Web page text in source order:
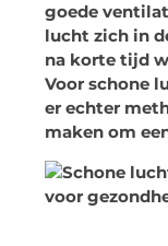
goede
lucht zich in
na korte tijd
Voor schone
er echter
maken om